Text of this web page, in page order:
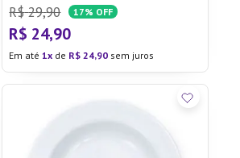
R$ 29,90 17% OFF
R$ 24,90
Em até1 de R$ 24,90 sem juros